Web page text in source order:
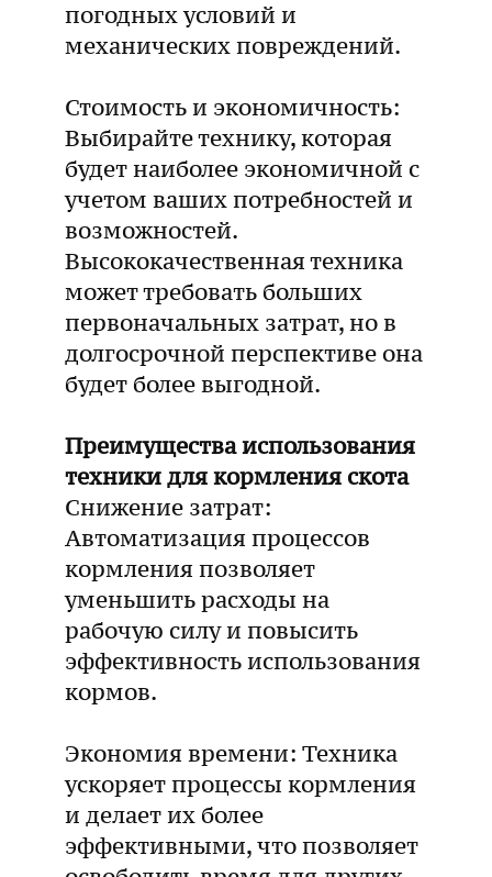
погодных условий и
механических повреждений.
Стоимость и экономичность:
Выбирайте технику, которая
будет наиболее экономичной с
учетом ваших потребностей и
возможностей.
Высококачественная техника
может требовать больших
первоначальных затрат, но в
долгосрочной перспективе она
будет более выгодной.
Преимущества использования
техники для кормления скота
Снижение затрат:
Автоматизация процессов
кормления позволяет
уменьшить расходы на
рабочую силу и повысить
эффективность использования
кормов.
Экономия времени: Техника
ускоряет процессы кормления
и делает их более
эффективными, что позволяет